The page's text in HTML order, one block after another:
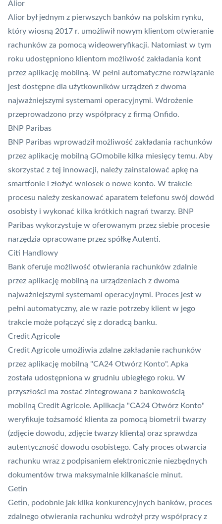
Alior
Alior był jednym z pierwszych banków na polskim rynku,
który wiosną 2017 r. umożliwił nowym klientom otwieranie
rachunków za pomocą wideoweryfikacji. Natomiast w tym
roku udostępniono klientom możliwość zakładania kont
przez aplikację mobilną. W pełni automatyczne rozwiązanie
jest dostępne dla użytkowników urządzeń z dwoma
najważniejszymi systemami operacyjnymi. Wdrożenie
przeprowadzono przy współpracy z firmą Onfido.
BNP Paribas
BNP Paribas wprowadził możliwość zakładania rachunków
przez aplikację mobilną GOmobile kilka miesięcy temu. Aby
skorzystać z tej innowacji, należy zainstalować apkę na
smartfonie i złożyć wniosek o nowe konto. W trakcie
procesu należy zeskanować aparatem telefonu swój dowód
osobisty i wykonać kilka krótkich nagrań twarzy. BNP
Paribas wykorzystuje w oferowanym przez siebie procesie
narzędzia opracowane przez spółkęAutenti.
Citi Handlowy
Bank oferuje możliwość otwierania rachunków zdalnie
przez aplikację mobilną na urządzeniach z dwoma
najważniejszymi systemami operacyjnymi. Proces jest w
pełni automatyczny, ale w razie potrzeby klient w jego
trakcie może połączyć się z doradcą banku.
Credit Agricole
Credit Agricole umożliwia zdalne zakładanie rachunków
przez aplikację mobilną "CA24 Otwórz Konto". Apka
została udostępniona w grudniu ubiegłego roku. W
przyszłości ma zostać zintegrowana z bankowością
mobilną Credit Agricole. Aplikacja "CA24 Otwórz Konto"
weryfikuje tożsamość klienta za pomocą biometrii twarzy
(zdjęcie dowodu, zdjęcie twarzy klienta) oraz sprawdza
autentyczność dowodu osobistego. Cały proces otwarcia
rachunku wraz z podpisaniem elektronicznie niezbędnych
dokumentów trwa maksymalnie kilkanaście minut.
Getin
Getin, podobnie jak kilka konkurencyjnych banków, proces
zdalnego otwierania rachunku wdrożył przy współpracy z